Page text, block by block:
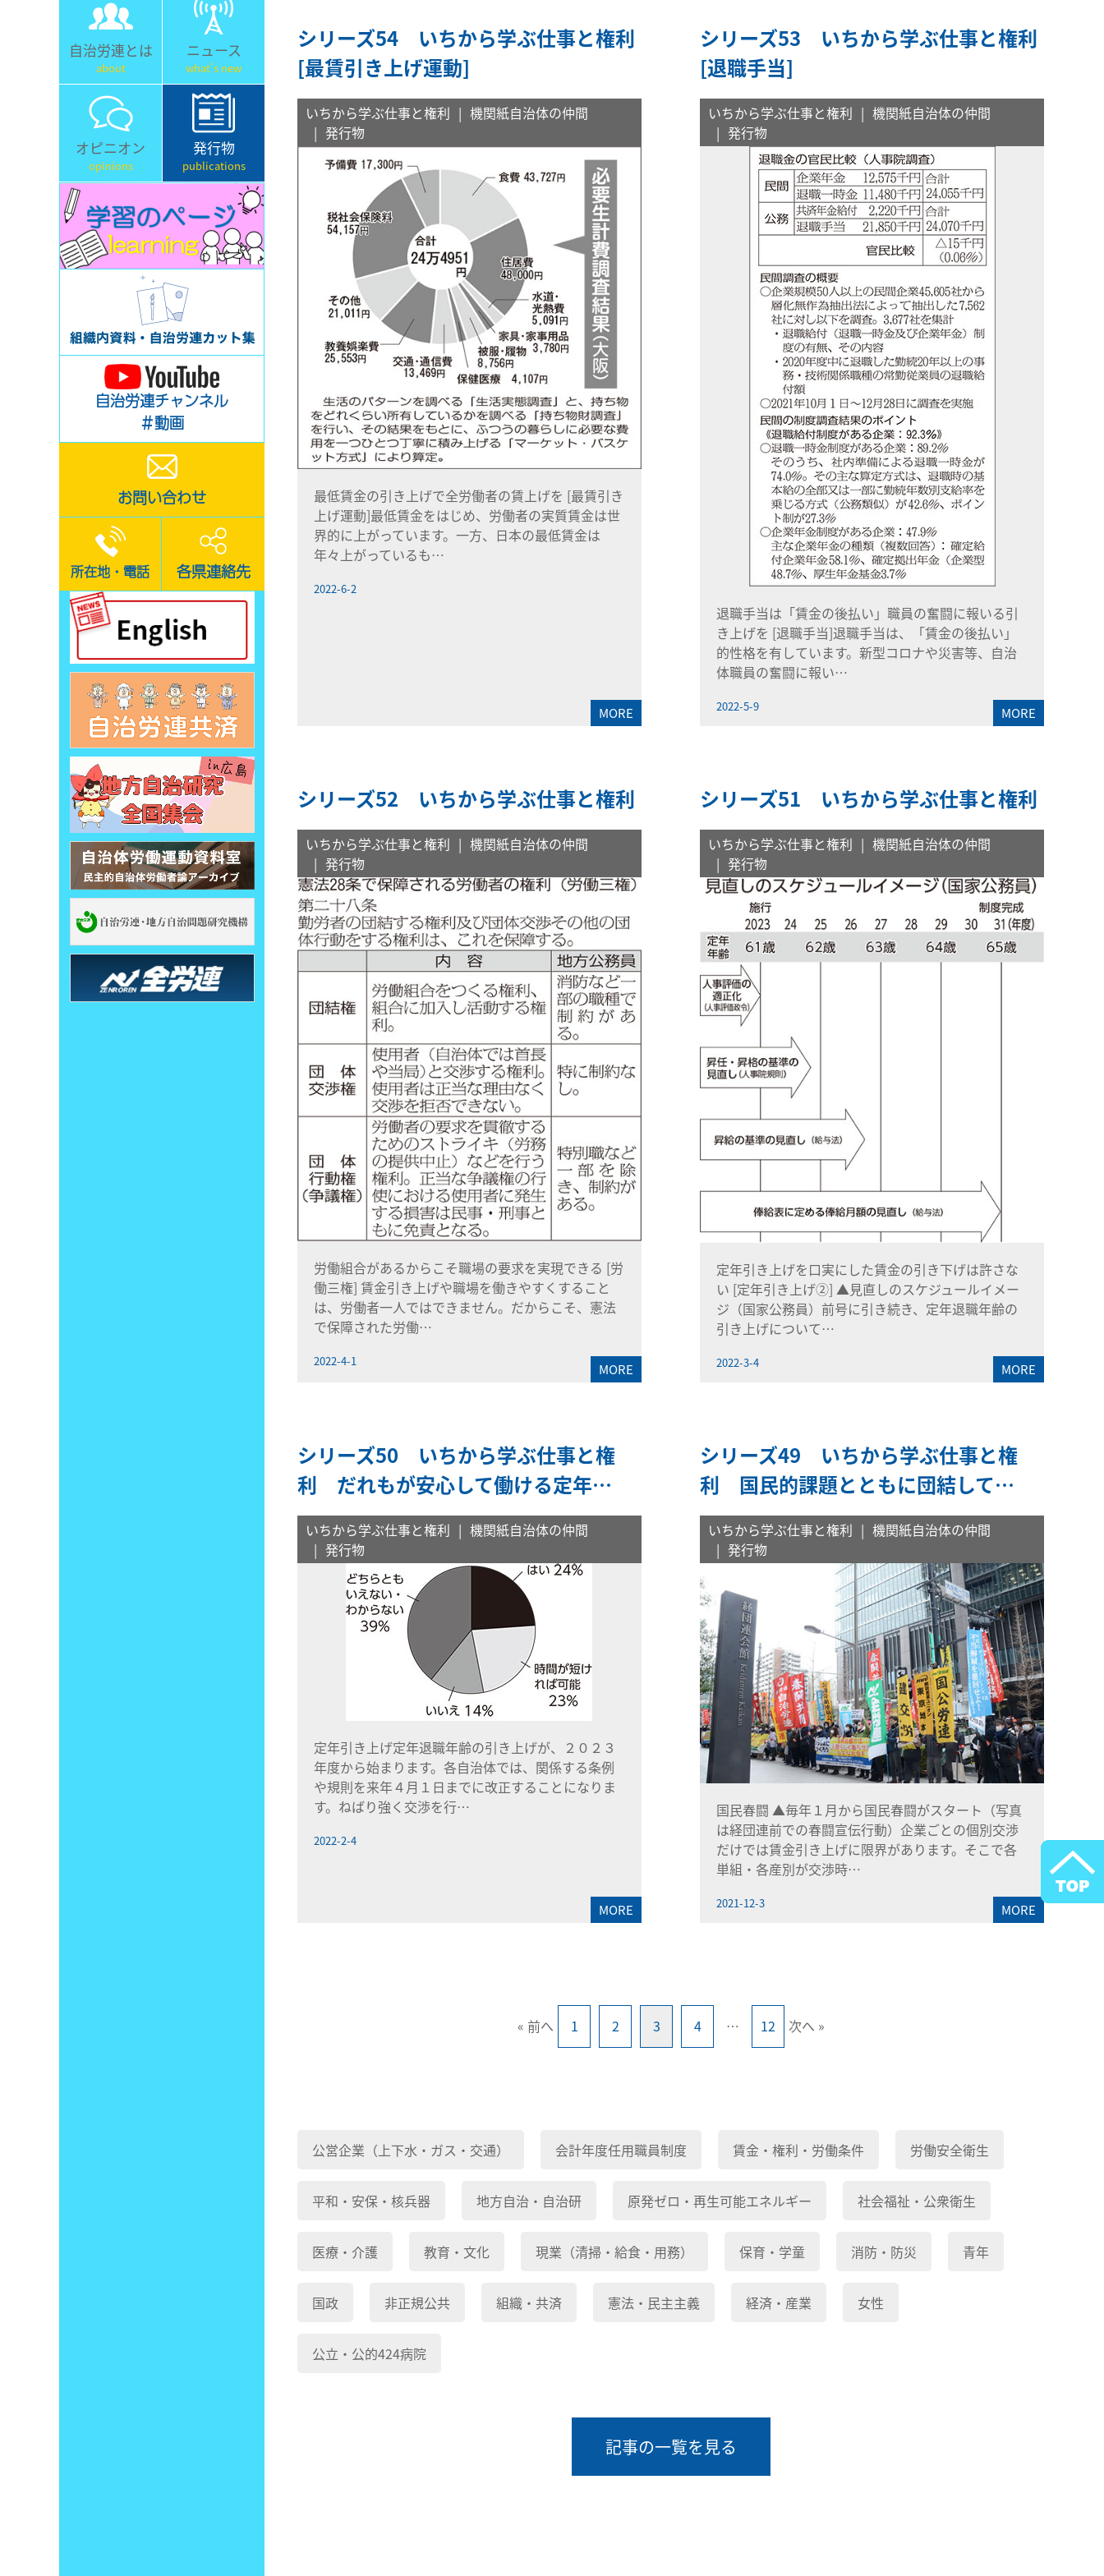
自治労連とは
about
ニュース
what's new
オピニオン
opinions
発行物
publications
自治労連チャンネル
＃動画
お問い合わせ
所在地・電話 各県連絡先
シリーズ54 いちから学ぶ仕事と権利
[最賃引き上げ運動]
いちから学ぶ仕事と権利
機関紙自治体の仲間
発行物
最低賃金の引き上げで全労働者の賃上げを [最賃引き
上げ運動]最低賃金をはじめ、労働者の実質賃金は世
界的に上がっています。一方、日本の最低賃金は
年々上がっているも…
2022-6-2
MORE
シリーズ53 いちから学ぶ仕事と権利
[退職手当]
いちから学ぶ仕事と権利
機関紙自治体の仲間
発行物
退職手当は「賃金の後払い」職員の奮闘に報いる引
き上げを [退職手当]退職手当は、「賃金の後払い」
的性格を有しています。新型コロナや災害等、自治
体職員の奮闘に報い…
2022-5-9 MORE
シリーズ52 いちから学ぶ仕事と権利
いちから学ぶ仕事と権利
機関紙自治体の仲間
発行物
労働組合があるからこそ職場の要求を実現できる [労
働三権] 賃金引き上げや職場を働きやすくすること
は、労働者一人ではできません。だからこそ、憲法
で保障された労働…
2022-4-1
MORE
シリーズ51 いちから学ぶ仕事と権利
いちから学ぶ仕事と権利
機関紙自治体の仲間
発行物
定年引き上げを口実にした賃金の引き下げは許さな
い [定年引き上げ②] ▲見直しのスケジュールイメー
ジ（国家公務員）前号に引き続き、定年退職年齢の
引き上げについて…
2022-3-4 MORE
シリーズ50 いちから学ぶ仕事と権
利 だれもが安心して働ける定年…
いちから学ぶ仕事と権利
機関紙自治体の仲間
発行物
定年引き上げ定年退職年齢の引き上げが、２０２３
年度から始まります。各自治体では、関係する条例
や規則を来年４月１日までに改正することになりま
す。ねばり強く交渉を行…
2022-2-4
MORE
シリーズ49 いちから学ぶ仕事と権
利 国民的課題とともに団結して…
いちから学ぶ仕事と権利
機関紙自治体の仲間
発行物
国民春闘 ▲毎年１月から国民春闘がスタート（写真
は経団連前での春闘宣伝行動）企業ごとの個別交渉
だけでは賃金引き上げに限界があります。そこで各
単組・各産別が交渉時…
2021-12-3 MORE
« 前へ 1 2 3 4 … 12 次へ »
公営企業（上下水・ガス・交通） 会計年度任用職員制度 賃金・権利・労働条件 労働安全衛生
平和・安保・核兵器 地方自治・自治研 原発ゼロ・再生可能エネルギー 社会福祉・公衆衛生
医療・介護 教育・文化 現業（清掃・給食・用務） 保育・学童 消防・防災 青年
国政 非正規公共 組織・共済 憲法・民主主義 経済・産業 女性
公立・公的424病院
記事の一覧を見る